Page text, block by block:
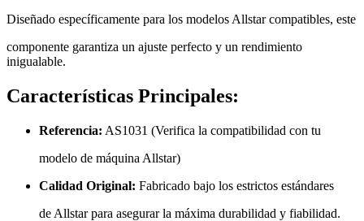
Diseñado específicamente para los modelos Allstar compatibles, este
componente garantiza un ajuste perfecto y un rendimiento
inigualable.
Características Principales:
Referencia: AS1031 (Verifica la compatibilidad con tu
modelo de máquina Allstar)
Calidad Original: Fabricado bajo los estrictos estándares
de Allstar para asegurar la máxima durabilidad y fiabilidad.